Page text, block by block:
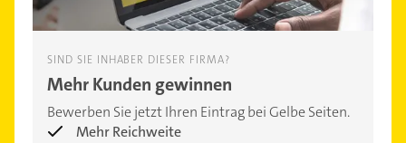
SIND SIE INHABER DIESER FIRMA?
Mehr Kunden gewinnen
Bewerben Sie jetzt Ihren Eintrag bei Gelbe Seiten.
Mehr Reichweite